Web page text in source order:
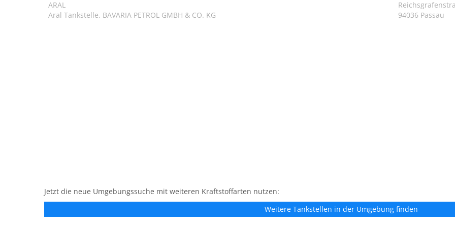
ARAL
Aral Tankstelle, BAVARIA PETROL GMBH & CO. KG
94036 Passau
Jetzt die neue Umgebungssuche mit weiteren Kraftstoffarten nutzen:
Weitere Tankstellen in der Umgebung finden